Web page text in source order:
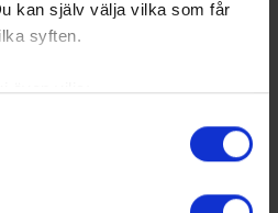
kan själv välja vilka som får
syften.
även vilja:
på upp till flera meter